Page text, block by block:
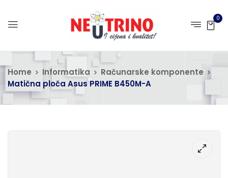
0
Home Informatika
Računarske komponente
Matična ploča Asus PRIME B450M-A